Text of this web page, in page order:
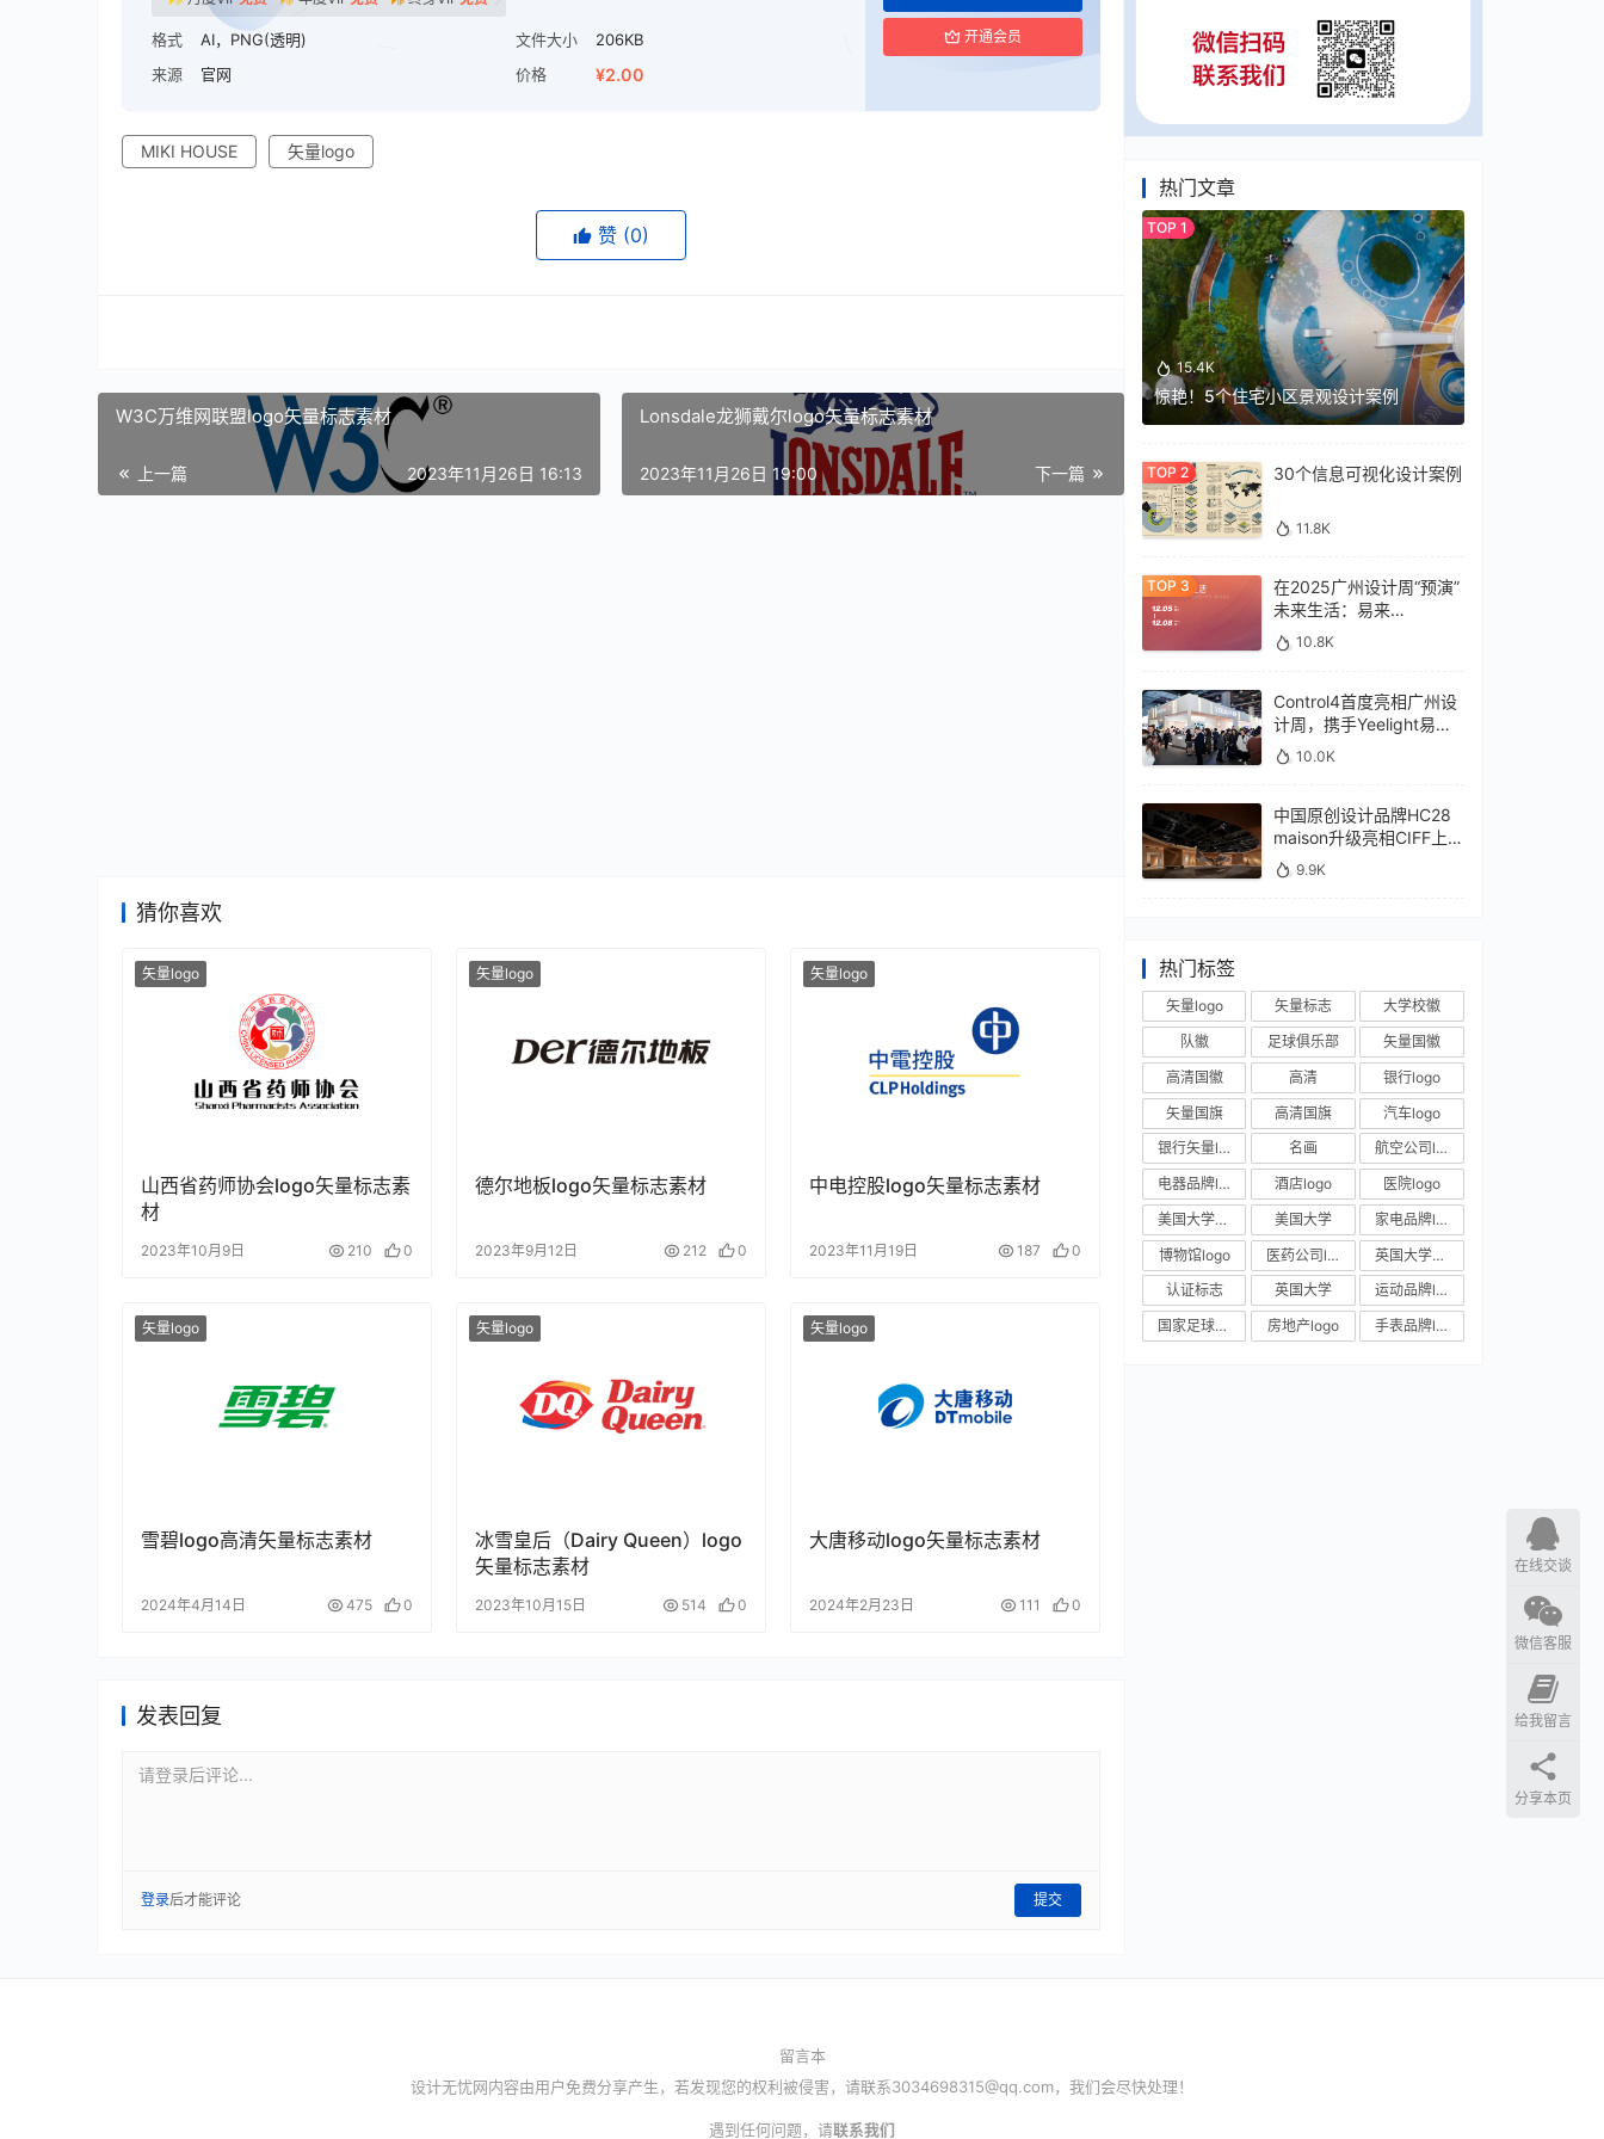
格式 AI，PNG(透明) 文件大小
206KB
来源
官网 价格 ¥2.00
开通会员
MIKI HOUSE 矢量logo
赞 (0)
W3C万维网联盟logo矢量标志素材
上一篇 2023年11月26日 16:13
Lonsdale龙狮戴尔logo矢量标志素材
下一篇
2023年11月26日 19:00
猜你喜欢
矢量logo
山西省药师协会logo矢量标志素
材
2023年10月9日 210 0
矢量logo
德尔地板logo矢量标志素材
2023年9月12日 212 0
矢量logo
中电控股logo矢量标志素材
2023年11月19日 187 0
矢量logo
雪碧logo高清矢量标志素材
2024年4月14日 475 0
矢量logo
冰雪皇后（Dairy Queen）logo
矢量标志素材
2023年10月15日 514 0
矢量logo
大唐移动logo矢量标志素材
2024年2月23日 111 0
发表回复
请登录后评论...
登录后才能评论 提交
热门文章
15.4K
惊艳！5个住宅小区景观设计案例
30个信息可视化设计案例
11.8K
在2025广州设计周“预演”
未来生活：易来
xControl4展位待您亲鉴
10.8K
Control4首度亮相广州设
计周，携手Yeelight易来
深化本土战略
10.0K
中国原创设计品牌HC28
maison升级亮相CIFF上
海，汇聚设计巨擘
9.9K
热门标签
矢量logo 矢量标志
大学校徽
队徽
足球俱乐部
矢量国徽
高清国徽
高清
银行logo
矢量国旗
高清国旗
汽车logo
银行矢量logo
名画
航空公司logo
电器品牌logo
酒店logo
医院logo
美国大学校徽
美国大学
家电品牌logo
博物馆logo
医药公司logo
英国大学校徽
认证标志
英国大学
运动品牌logo
国家足球队队徽
房地产logo 手表品牌logo
留言本
设计无忧网内容由用户免费分享产生，若发现您的权利被侵害，请联系3034698315@qq.com，我们会尽快处理！
遇到任何问题，请联系我们
在线交谈
微信客服
给我留言
分享本页